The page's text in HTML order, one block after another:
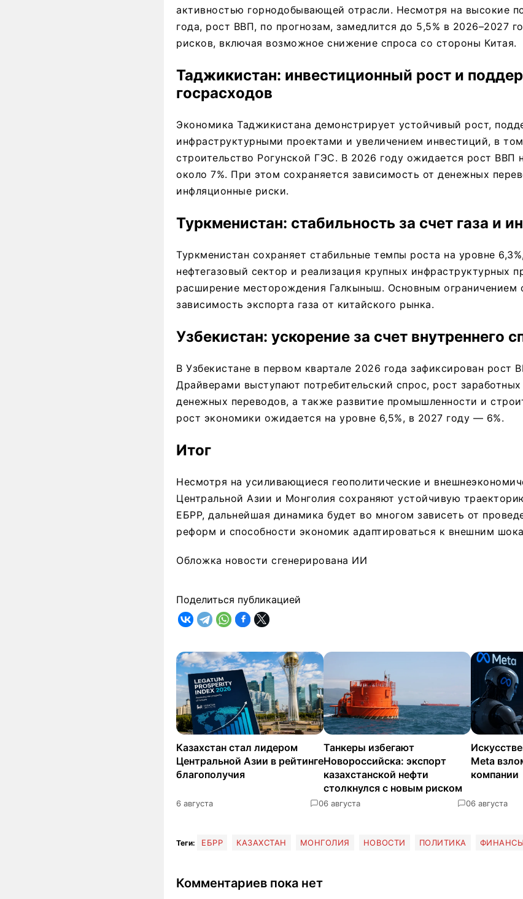
активностью горнодобывающей отрасли. Несмотря на высокие
года, рост ВВП, по прогнозам, замедлится до 5,5% в 2026–2027
рисков, включая возможное снижение спроса со стороны Китая.
Таджикистан: инвестиционный рост и
госрасходов
Экономика Таджикистана демонстрирует устойчивый рост,
инфраструктурными проектами и увеличением инвестиций, в
строительство Рогунской ГЭС. В 2026 году ожидается рост ВВП
около 7%. При этом сохраняется зависимость от денежных
инфляционные риски.
Туркменистан: стабильность за счет газа и
Туркменистан сохраняет стабильные темпы роста на уровне
нефтегазовый сектор и реализация крупных инфраструктурных
расширение месторождения Галкыныш. Основным ограничением
зависимость экспорта газа от китайского рынка.
Узбекистан: ускорение за счет внутреннего
В Узбекистане в первом квартале 2026 года зафиксирован рост
Драйверами выступают потребительский спрос, рост заработных
денежных переводов, а также развитие промышленности и
рост экономики ожидается на уровне 6,5%, в 2027 году — 6%.
Итог
Несмотря на усиливающиеся геополитические и
Центральной Азии и Монголия сохраняют устойчивую
ЕБРР, дальнейшая динамика будет во многом зависеть от
реформ и способности экономик адаптироваться к внешним
Обложка новости сгенерирована ИИ
Поделиться публикацией
Казахстан стал лидером
Центральной Азии в рейтинге
благополучия
6 августа 0
Танкеры избегают
Новороссийска: экспорт
казахстанской нефти
столкнулся с новым риском
6 августа 0
Meta
компании
6 августа
Теги: ЕБРР КАЗАХСТАН МОНГОЛИЯ НОВОСТИ ПОЛИТИКА ФИНАНСЫ
Комментариев пока нет